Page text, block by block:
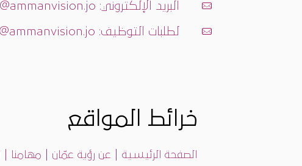
البريد الإلكتروني: info@ammanvision.jo
لطلبات التوظيف: careers@ammanvision.jo
خرائط المواقع
الصفحة الرئيسية عن رؤية عمّان مهامنا